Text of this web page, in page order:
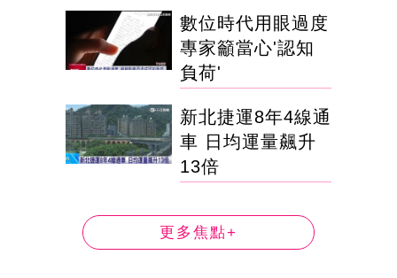
數位時代用眼過度
專家籲當心'認知
負荷'
新北捷運8年4線通
車 日均運量飆升
13倍
更多焦點+